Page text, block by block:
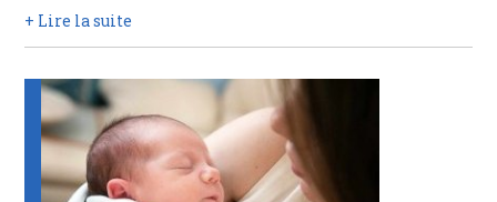
+ Lire la suite